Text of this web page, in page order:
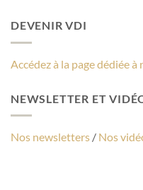
DEVENIR VDI
Accédez à la page dédiée
NEWSLETTER ET
Nos newsletters / Nos